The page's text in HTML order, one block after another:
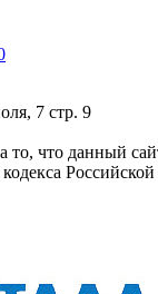
7 стр. 9
что данный